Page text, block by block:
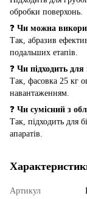
обробки поверхонь.
❓ Чи можна
Так, абразив
подальших етапів.
❓ Чи підходить для
Так, фасовка 25 кг
навантаженням.
❓ Чи сумісний з
Так, підходить для
апаратів.
Артикул